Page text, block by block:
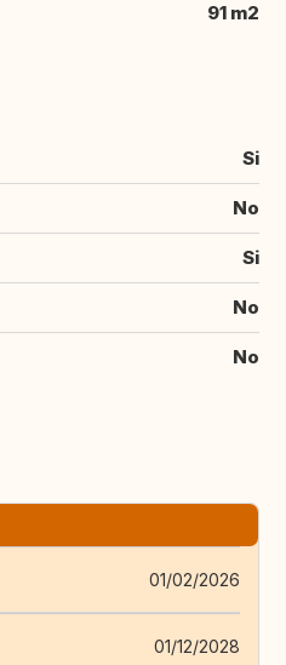
91 m2
Si
No
Si
No
No
01/02/2026
01/12/2028